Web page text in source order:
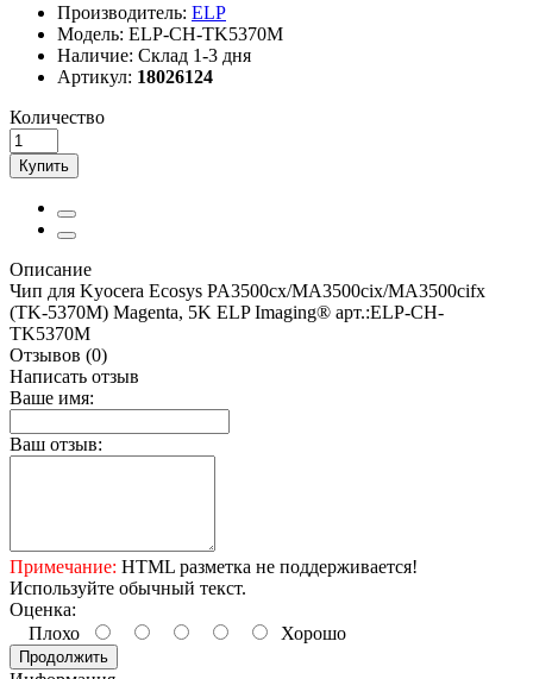
Производитель: ELP
Модель: ELP-CH-TK5370M
Наличие: Склад 1-3 дня
Артикул: 18026124
Количество
Купить
Описание
Чип для Kyocera Ecosys PA3500cx/MA3500cix/MA3500cifx
(TK-5370M) Magenta, 5K ELP Imaging® арт.:ELP-CH-
TK5370M
Отзывов (0)
Написать отзыв
Ваше имя:
Ваш отзыв:
Примечание: HTML разметка не поддерживается!
Используйте обычный текст.
Оценка:
Плохо
Хорошо
Продолжить